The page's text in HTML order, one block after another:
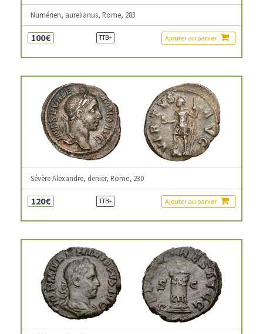
Numérien, aurelianus, Rome, 283
100€ TTB+ Ajouter au panier
Sévère Alexandre, denier, Rome, 230
120€ TTB+ Ajouter au panier